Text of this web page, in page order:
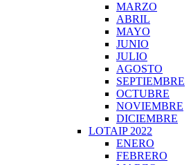
MARZO
ABRIL
MAYO
JUNIO
JULIO
AGOSTO
SEPTIEMBRE
OCTUBRE
NOVIEMBRE
DICIEMBRE
LOTAIP 2022
ENERO
FEBRERO